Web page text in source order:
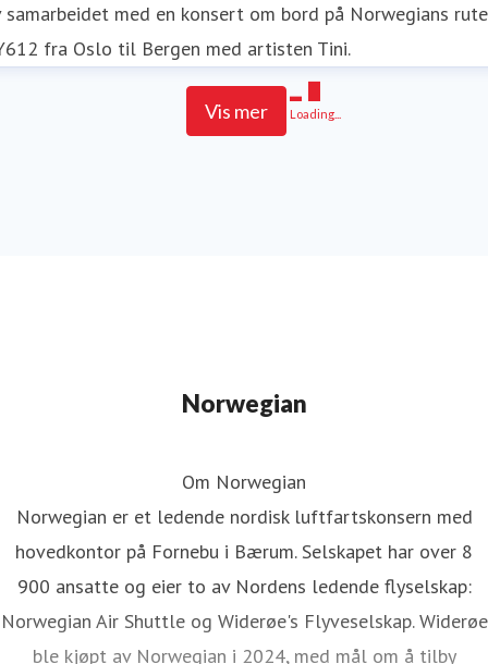
samarbeidet med en konsert om bord på Norwegians rute
fra Oslo til Bergen med artisten Tini.
Vis mer Loading...
Norwegian
Om Norwegian
Norwegian er et ledende nordisk luftfartskonsern med
hovedkontor på Fornebu i Bærum. Selskapet har over 8
900 ansatte og eier to av Nordens ledende flyselskap:
Norwegian Air Shuttle og Widerøe's Flyveselskap. Widerøe